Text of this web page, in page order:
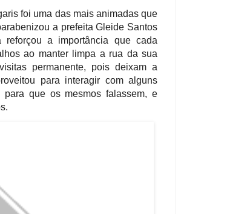
foi uma das mais animadas que
a prefeita Gleide Santos
a importância que cada
ao manter limpa a rua da sua
permanente, pois deixam a
para interagir com alguns
para que os mesmos falassem, e